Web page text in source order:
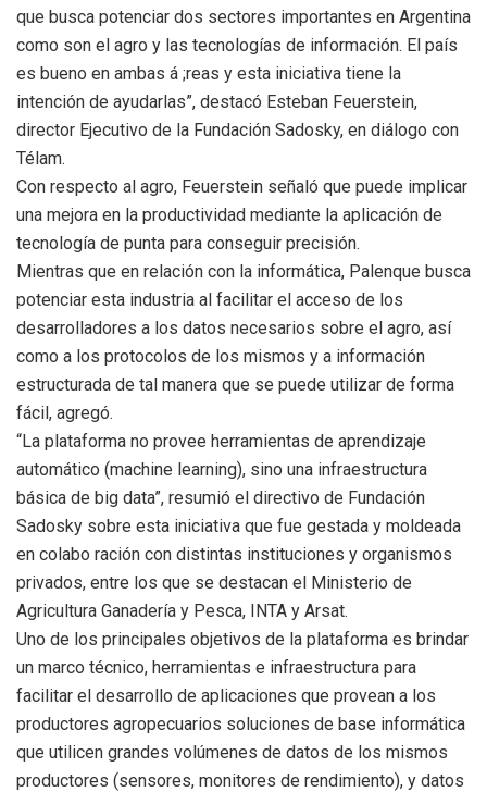
que busca potenciar dos sectores importantes en Argentina
como son el agro y las tecnologías de información. El país
es bueno en ambas á ;reas y esta iniciativa tiene la
intención de ayudarlas”, destacó Esteban Feuerstein,
director Ejecutivo de la Fundación Sadosky, en diálogo con
Télam.
Con respecto al agro, Feuerstein señaló que puede implicar
una mejora en la productividad mediante la aplicación de
tecnología de punta para conseguir precisión.
Mientras que en relación con la informática, Palenque busca
potenciar esta industria al facilitar el acceso de los
desarrolladores a los datos necesarios sobre el agro, así
como a los protocolos de los mismos y a información
estructurada de tal manera que se puede utilizar de forma
fácil, agregó.
“La plataforma no provee herramientas de aprendizaje
automático (machine learning), sino una infraestructura
básica de big data”, resumió el directivo de Fundación
Sadosky sobre esta iniciativa que fue gestada y moldeada
en colabo ración con distintas instituciones y organismos
privados, entre los que se destacan el Ministerio de
Agricultura Ganadería y Pesca, INTA y Arsat.
Uno de los principales objetivos de la plataforma es brindar
un marco técnico, herramientas e infraestructura para
facilitar el desarrollo de aplicaciones que provean a los
productores agropecuarios soluciones de base informática
que utilicen grandes volúmenes de datos de los mismos
productores (sensores, monitores de rendimiento), y datos